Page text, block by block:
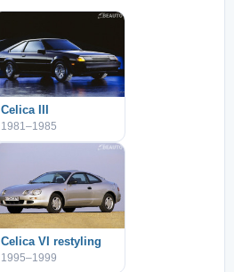
Celica III
1981–1985
Celica VI restyling
1995–1999